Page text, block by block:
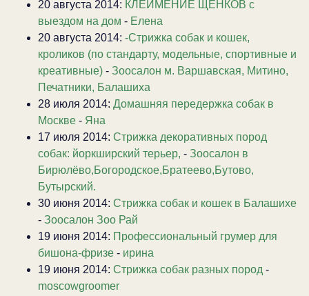
20 августа 2014: КЛЕЙМЕНИЕ ЩЕНКОВ с
выездом на дом - Елена
20 августа 2014: -Стрижка собак и кошек,
кроликов (по стандарту, модельные, спортивные и
креативные) - Зоосалон м. Варшавская, Митино,
Печатники, Балашиха
28 июля 2014: Домашняя передержка собак в
Москве - Яна
17 июля 2014: Стрижка декоративных пород
собак: йоркширский терьер, - Зоосалон в
Бирюлёво,Богородское,Братеево,Бутово,
Бутырский.
30 июня 2014: Стрижка собак и кошек в Балашихе
- Зоосалон Зоо Рай
19 июня 2014: Профессиональный грумер для
бишона-фризе - ирина
19 июня 2014: Стрижка собак разных пород -
moscowgroomer